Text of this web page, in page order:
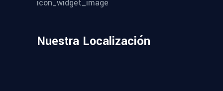
Nuestra Localización